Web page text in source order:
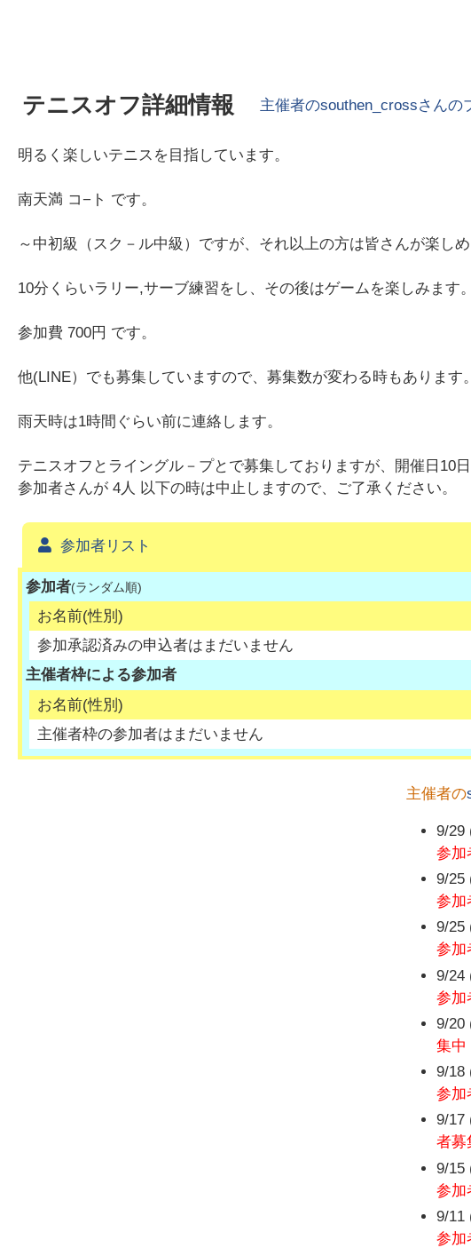
テニスオフ詳細情報 主催者のsouthen_crossさんの
明るく楽しいテニスを目指しています。
南天満 コ−ト です。
～中初級（スク－ル中級）ですが、それ以上の方は皆さんが楽し
10分くらいラリー,サーブ練習をし、その後はゲームを楽しみます。
参加費 700円 です。
他(LINE）でも募集していますので、募集数が変わる時もあります。
雨天時は1時間ぐらい前に連絡します。
テニスオフとライングル－プとで募集しておりますが、開催日10
参加者さんが 4人 以下の時は中止しますので、ご了承ください。
参加者リスト
参加者(ランダム順)
お名前(性別)
参加承認済みの申込者はまだいません
主催者枠による参加者
お名前(性別)
主催者枠の参加者はまだいません
主催者の
9/29
参加
9/25
参加
9/25
参加
9/24
参加
9/20
集中
9/18
参加
9/17
者募
9/15
参加
9/11
参加